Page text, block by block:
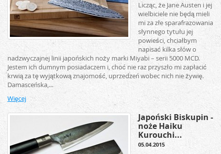
Licząc, że Jane Austen i jej
wielbiciele nie będą mieli
mi za złe sparafrazowania
słynnego tytułu jej
powieści, chciałbym
napisać kilka słów o
nadzwyczajnej linii japońskich noży marki Miyabi – serii 5000 MCD.
Jestem ich dumnym posiadaczem i, choć nie raz przyszło mi zapłacić
krwią za tę wyjątkową znajomość, uprzedzeń wobec nich nie żywię.
Damasceńska,...
Więcej
Japoński Biskupin -
noże Haiku
Kurouchi...
05.04.2015